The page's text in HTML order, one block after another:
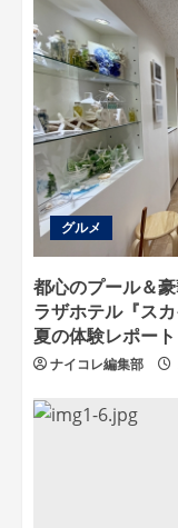
グルメ
都心のプール＆
ラザホテル『ス
夏の体験レポート
ナイコレ編集部